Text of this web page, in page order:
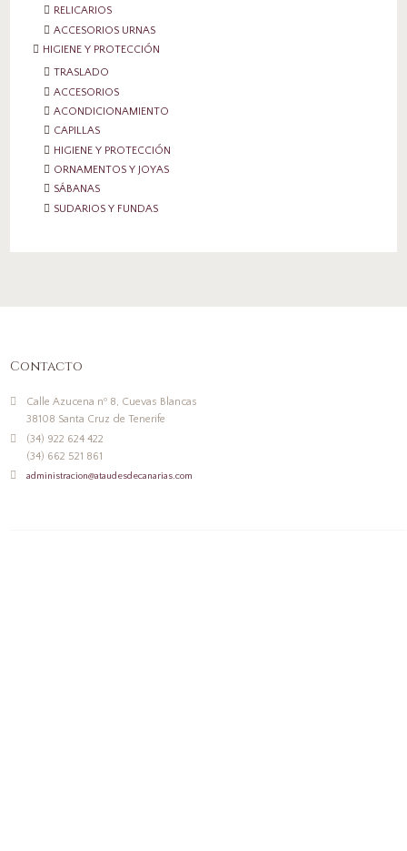
RELICARIOS
ACCESORIOS URNAS
HIGIENE Y PROTECCIÓN
TRASLADO
ACCESORIOS
ACONDICIONAMIENTO
CAPILLAS
HIGIENE Y PROTECCIÓN
ORNAMENTOS Y JOYAS
SÁBANAS
SUDARIOS Y FUNDAS
Contacto
Calle Azucena nº 8, Cuevas Blancas
38108 Santa Cruz de Tenerife
(34) 922 624 422
(34) 662 521 861
administracion@ataudesdecanarias.com